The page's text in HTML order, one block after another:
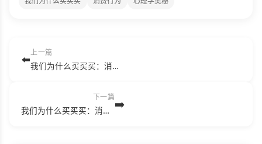
⬅️
上一篇
我们为什么买买买：消费行为背后的心理学奥秘.pdf
下一篇
我们为什么买买买：消费行为背后的心理学奥秘.epub ➡️